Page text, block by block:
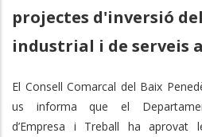
projectes d'inversió
industrial i de serveis
El Consell Comarcal del Baix
us informa que el
d’Empresa i Treball ha aprovat